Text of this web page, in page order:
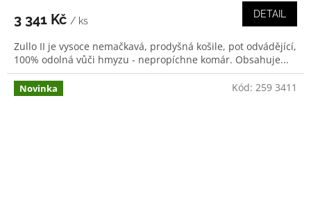
3 341 Kč / ks
DETAIL
Zullo II je vysoce nemačkavá, prodyšná košile, pot odvádějící,
100% odolná vůči hmyzu - nepropíchne komár. Obsahuje...
Novinka Kód: 259 3411